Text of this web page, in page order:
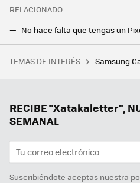
RELACIONADO
TEMAS DE INTERÉS Samsung
RECIBE "Xatakaletter",
SEMANAL
Suscribiéndote aceptas nuestra